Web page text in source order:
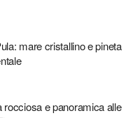
mare cristallino e pineta
rocciosa e panoramica alle